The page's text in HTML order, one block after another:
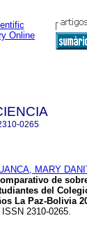
0265
MARY
de
del
La Paz-Bolivia
2310-0265.